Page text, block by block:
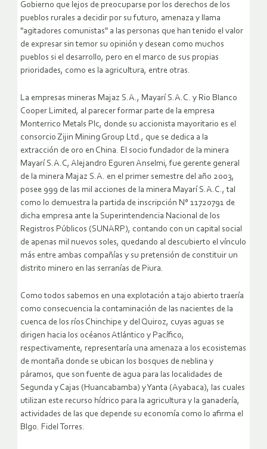
Gobierno que lejos de preocuparse por los derechos de los
pueblos rurales a decidir por su futuro, amenaza y llama
"agitadores comunistas" a las personas que han tenido el valor
de expresar sin temor su opinión y desean como muchos
pueblos si el desarrollo, pero en el marco de sus propias
prioridades, como es la agricultura, entre otras.
La empresas mineras Majaz S.A., Mayarí S.A.C. y Rio Blanco
Cooper Limited, al parecer formar parte de la empresa
Monterrico Metals Plc, donde su accionista mayoritario es el
consorcio Zijin Mining Group Ltd., que se dedica a la
extracción de oro en China. El socio fundador de la minera
Mayarí S.A.C, Alejandro Eguren Anselmi, fue gerente general
de la minera Majaz S.A. en el primer semestre del año 2003,
posee 999 de las mil acciones de la minera Mayarí S.A.C., tal
como lo demuestra la partida de inscripción N° 11720791 de
dicha empresa ante la Superintendencia Nacional de los
Registros Públicos (SUNARP), contando con un capital social
de apenas mil nuevos soles, quedando al descubierto el vínculo
más entre ambas compañías y su pretensión de constituir un
distrito minero en las serranías de Piura.
Como todos sabemos en una explotación a tajo abierto traería
como consecuencia la contaminación de las nacientes de la
cuenca de los ríos Chinchipe y del Quiroz, cuyas aguas se
dirigen hacia los océanos Atlántico y Pacífico,
respectivamente, representaría una amenaza a los ecosistemas
de montaña donde se ubican los bosques de neblina y
páramos, que son fuente de agua para las localidades de
Segunda y Cajas (Huancabamba) y Yanta (Ayabaca), las cuales
utilizan este recurso hídrico para la agricultura y la ganadería,
actividades de las que depende su economía como lo afirma el
Blgo. Fidel Torres.